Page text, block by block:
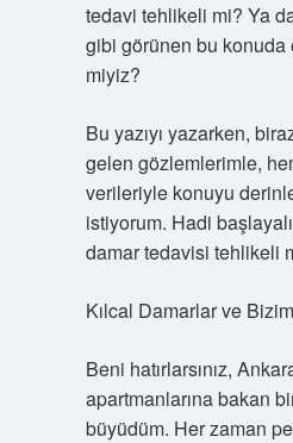
tedavi tehlikeli mi? Ya
gibi görünen bu
miyiz?
Bu yazıyı yazarken,
gelen gözlemlerimle,
verileriyle konuyu
istiyorum. Hadi
damar tedavisi tehlikeli
Kılcal Damarlar ve
Beni hatırlarsınız,
apartmanlarına bakan
büyüdüm. Her zaman